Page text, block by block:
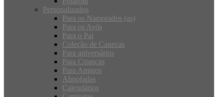
Personalizados
Para os Namorados (as)
Para os Avós
Para o Pai
Coleção de Canecas
Para aniversários
Para Crianças
Para Amigos
Almofadas
Calendários